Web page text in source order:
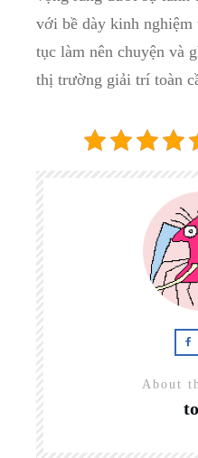
với bề dày ⁣kinh nghiệm
tục làm ⁤nên chuyện và‍
thị trường giải​ trí toàn​
About